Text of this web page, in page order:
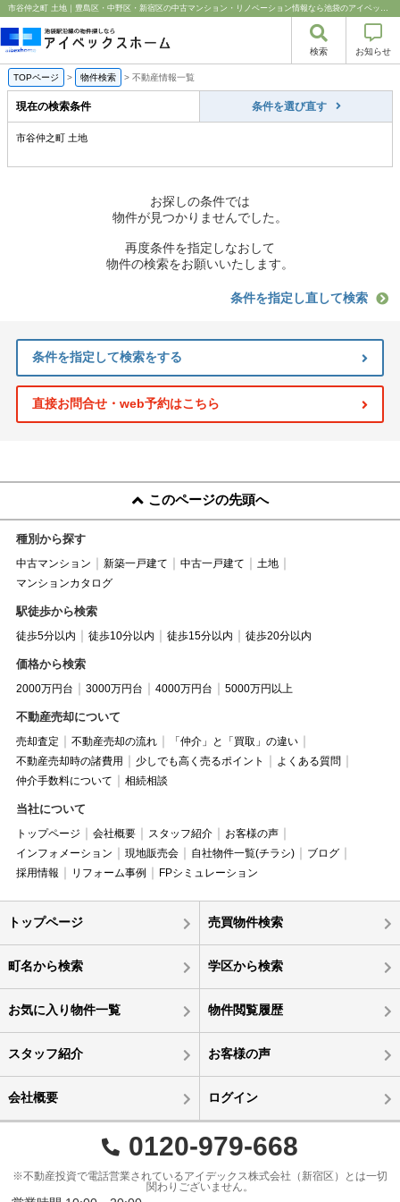
市谷仲之町 土地｜豊島区・中野区・新宿区の中古マンション・リノベーション情報なら池袋のアイベックスホーム！
検索 お知らせ
TOPページ > 物件検索 > 不動産情報一覧
現在の検索条件 条件を選び直す
市谷仲之町 土地
お探しの条件では
物件が見つかりませんでした。
再度条件を指定しなおして
物件の検索をお願いいたします。
条件を指定し直して検索
条件を指定して検索をする
直接お問合せ・web予約はこちら
このページの先頭へ
種別から探す
中古マンション 新築一戸建て 中古一戸建て
土地
マンションカタログ
駅徒歩から検索
徒歩5分以内 徒歩10分以内 徒歩15分以内 徒歩20分以内
価格から検索
2000万円台 3000万円台 4000万円台 5000万円以上
不動産売却について
売却査定 不動産売却の流れ
「仲介」と「買取」の違い
不動産売却時の諸費用
少しでも高く売るポイント
よくある質問
仲介手数料について
相続相談
当社について
トップページ 会社概要 スタッフ紹介
お客様の声
インフォメーション
現地販売会 自社物件一覧(チラシ)
ブログ
採用情報
リフォーム事例 FPシミュレーション
トップページ 売買物件検索
町名から検索 学区から検索
お気に入り物件一覧 物件閲覧履歴
スタッフ紹介 お客様の声
会社概要 ログイン
0120-979-668
※不動産投資で電話営業されているアイデックス株式会社（新宿区）とは一切
関わりございません。